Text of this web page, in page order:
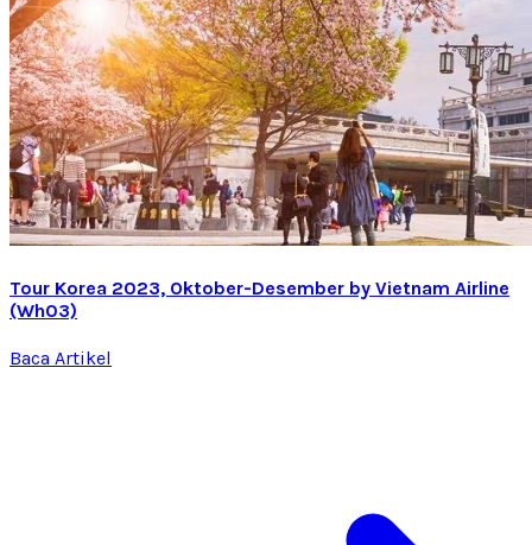
Tour Korea 2023, Oktober-Desember by Vietnam Airline
(Wh03)
Baca Artikel